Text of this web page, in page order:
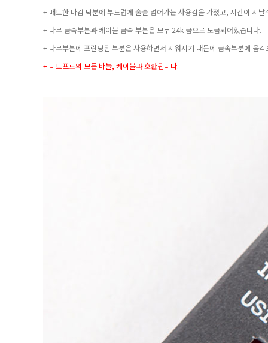
+ 매트한 마감 덕분에 부드럽게 술술 넘어가는 사용감을 가졌고, 시간이 지
+ 나무 금속부분과 케이블 금속 부분은 모두 24k 금으로 도금되어있습니다.
+ 나무부분에 프린팅된 부분은 사용하면서 지워지기 때문에 금속부분에 음
+ 니트프로의 모든 바늘, 케이블과 호환됩니다.